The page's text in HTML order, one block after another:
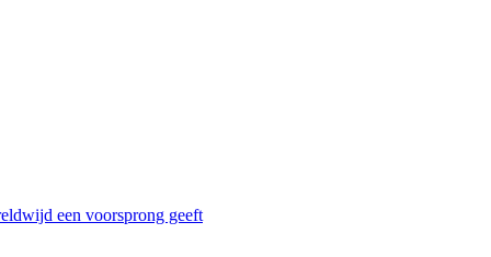
een voorsprong geeft